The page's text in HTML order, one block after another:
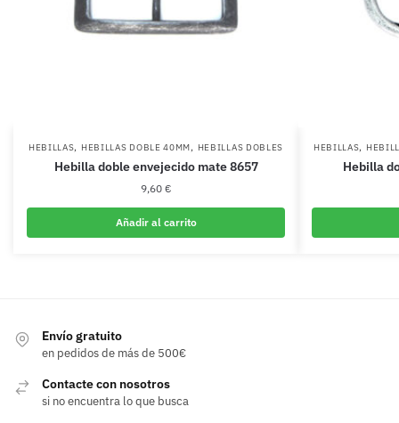
HEBILLAS, HEBILLAS DOBLE 40MM, HEBILLAS DOBLES
Hebilla doble envejecido mate 8657
9,60 €
Añadir al carrito
HEBILLAS,
Hebilla
Envío gratuito
en pedidos de más de 500€
Contacte con nosotros
si no encuentra lo que busca